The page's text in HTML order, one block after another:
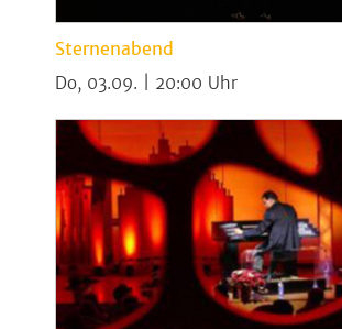
Sternenabend
Do, 03.09. | 20:00